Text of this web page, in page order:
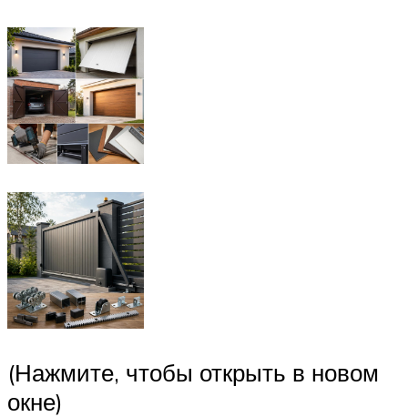
(Нажмите, чтобы открыть в новом
окне)